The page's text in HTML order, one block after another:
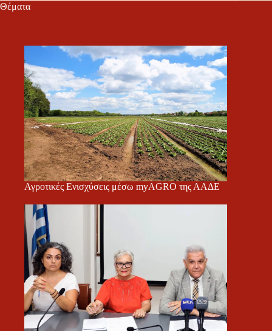
Θέματα
Αγροτικές Ενισχύσεις μέσω myAGRO της ΑΑΔΕ